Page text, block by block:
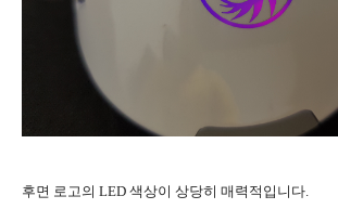
후면 로고의 LED 색상이 상당히 매력적입니다.